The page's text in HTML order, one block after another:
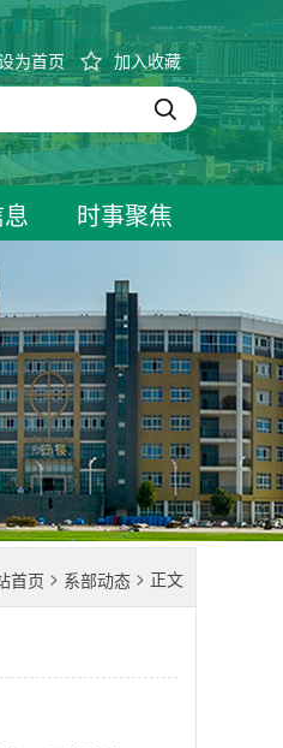
为首页 加入收藏
时事聚焦
首页 > 系部动态 > 正文